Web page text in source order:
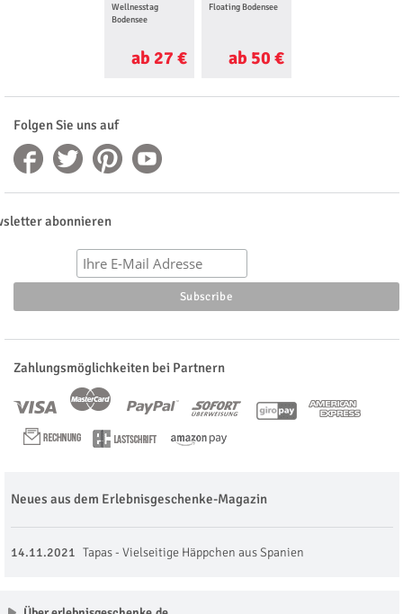
Wellnesstag
Bodensee
ab 27 €
Floating Bodensee
ab 50 €
Folgen Sie uns auf
abonnieren
Zahlungsmöglichkeiten bei Partnern
Neues aus dem Erlebnisgeschenke-Magazin
14.11.2021 Tapas - Vielseitige Häppchen aus Spanien